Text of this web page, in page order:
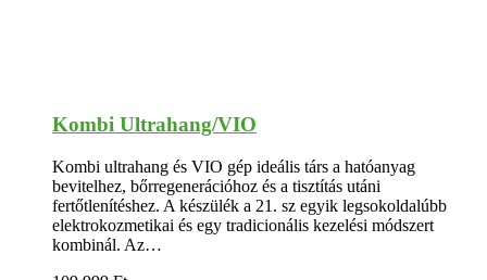
Kombi Ultrahang/VIO
Kombi ultrahang és VIO gép ideális társ a hatóanyag
bevitelhez, bőrregenerációhoz és a tisztítás utáni
fertőtlenítéshez. A készülék a 21. sz egyik legsokoldalúbb
elektrokozmetikai és egy tradicionális kezelési módszert
kombinál. Az…